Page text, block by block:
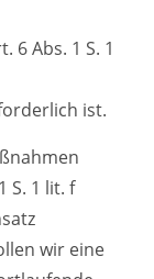
6 Abs. 1 S. 1
ist.
S. 1 lit. f
wir eine